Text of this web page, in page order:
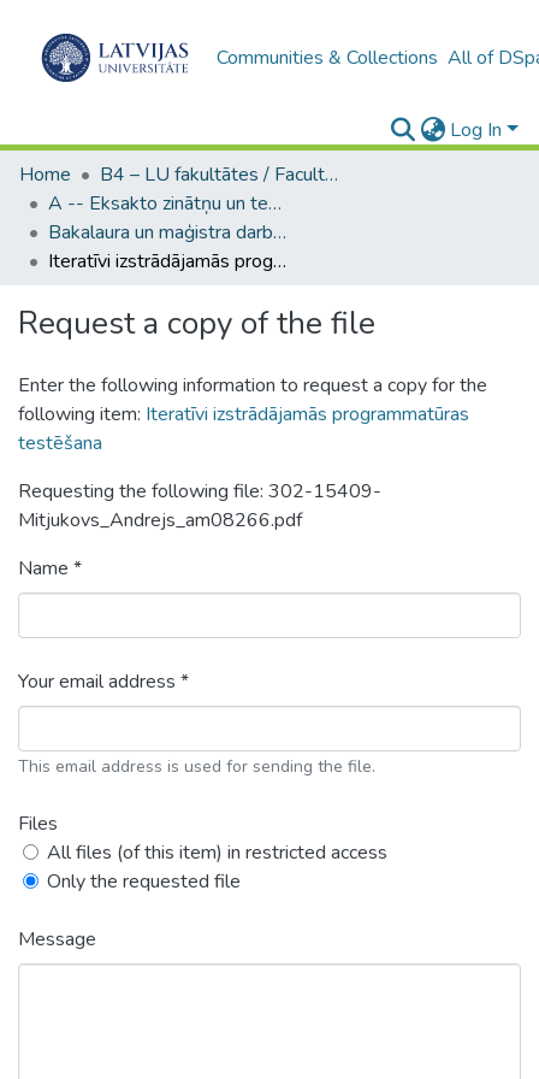
Communities & Collections All of
Log In
Home
B4 – LU fakultātes / Faculties of the UL
A -- Eksakto zinātņu un tehnoloģiju fakultāte / Faculty of Science and Technology
Bakalaura un maģistra darbi (EZTF) / Bachelor's and Master's theses
Iteratīvi izstrādājamās programmatūras testēšana
Request a copy of the file
Enter the following information to request a copy for the
following item: Iteratīvi izstrādājamās programmatūras
testēšana
Requesting the following file: 302-15409-
Mitjukovs_Andrejs_am08266.pdf
Name *
Your email address *
This email address is used for sending the file.
Files
All files (of this item) in restricted access
Only the requested file
Message